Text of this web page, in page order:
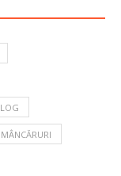
MÂNCĂRURI